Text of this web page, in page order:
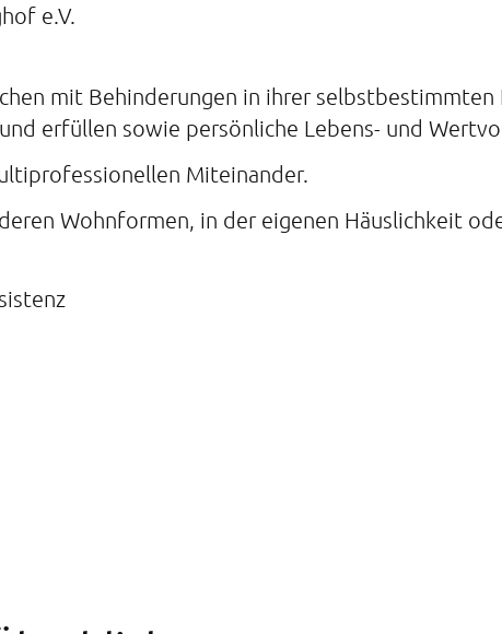
e.V.
mit Behinderungen in ihrer
erfüllen sowie persönliche Lebens- und
Miteinander.
Wohnformen, in der eigenen Häuslichkeit